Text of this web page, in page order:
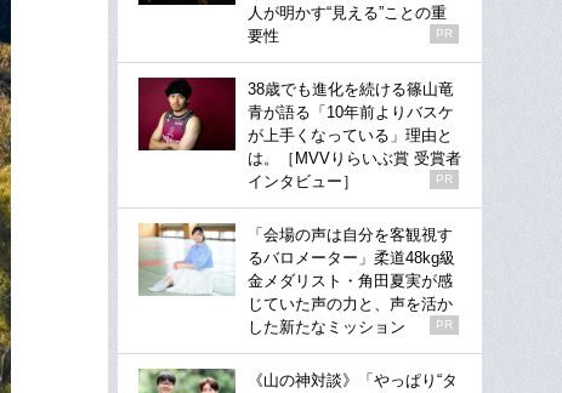
人が明かす“見える”ことの重
要性
PR
38歳でも進化を続ける篠山竜
青が語る「10年前よりバスケ
が上手くなっている」理由と
は。［MVVりらいぶ賞 受賞者
インタビュー］
PR
「会場の声は自分を客観視す
るバロメーター」柔道48kg級
金メダリスト・角田夏実が感
じていた声の力と、声を活か
した新たなミッション
PR
《山の神対談》「やっぱり“タ